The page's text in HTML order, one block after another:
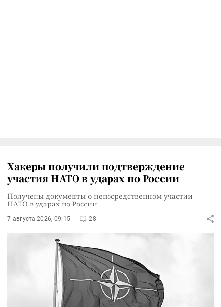
Хакеры получили подтверждение
участия НАТО в ударах по России
Получены документы о непосредственном участии
НАТО в ударах по России
7 августа 2026, 09:15 28